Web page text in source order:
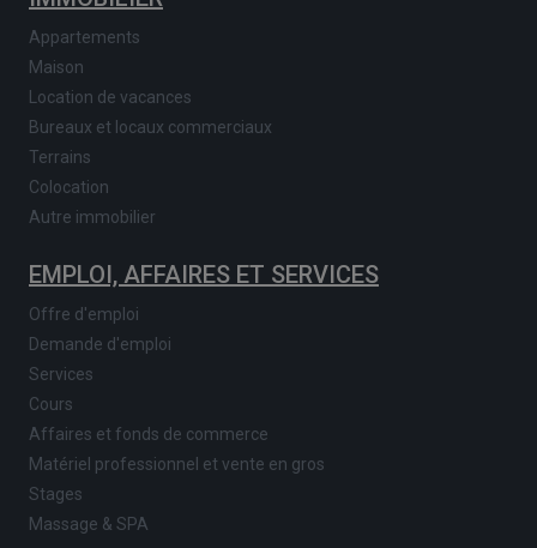
Appartements
Maison
Location de vacances
Bureaux et locaux commerciaux
Terrains
Colocation
Autre immobilier
EMPLOI, AFFAIRES ET SERVICES
Offre d'emploi
Demande d'emploi
Services
Cours
Affaires et fonds de commerce
Matériel professionnel et vente en gros
Stages
Massage & SPA